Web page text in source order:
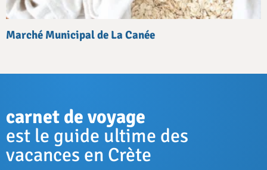
Marché Municipal de La Canée
carnet de voyage
est le guide ultime des
vacances en Crète